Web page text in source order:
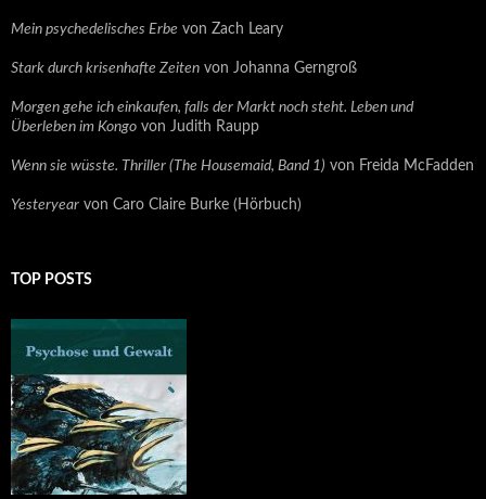
Mein psychedelisches Erbe von Zach Leary
Stark durch krisenhafte Zeiten von Johanna Gerngroß
Morgen gehe ich einkaufen, falls der Markt noch steht. Leben und
Überleben im Kongo von Judith Raupp
Wenn sie wüsste. Thriller (The Housemaid, Band 1) von Freida McFadden
Yesteryear von Caro Claire Burke (Hörbuch)
TOP POSTS